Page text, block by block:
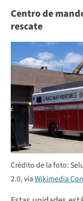
Centro de
rescate
Crédito de la foto:
2.0, víaWikimedia